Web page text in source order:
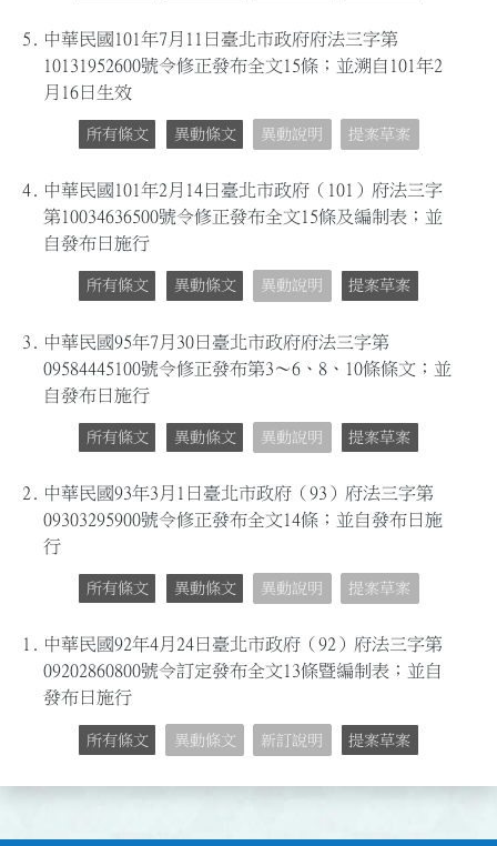
5.
中華民國101年7月11日臺北市政府府法三字第
10131952600號令修正發布全文15條；並溯自101年2
月16日生效
所有條文 異動條文 異動說明 提案草案
4. 中華民國101年2月14日臺北市政府（101）府法三字
第10034636500號令修正發布全文15條及編制表；並
自發布日施行
所有條文 異動條文 異動說明 提案草案
3.
中華民國95年7月30日臺北市政府府法三字第
09584445100號令修正發布第3～6、8、10條條文；並
自發布日施行
所有條文 異動條文 異動說明 提案草案
2.
中華民國93年3月1日臺北市政府（93）府法三字第
09303295900號令修正發布全文14條；並自發布日施
行
所有條文 異動條文 異動說明 提案草案
1. 中華民國92年4月24日臺北市政府（92）府法三字第
09202860800號令訂定發布全文13條暨編制表；並自
發布日施行
所有條文 異動條文 新訂說明 提案草案